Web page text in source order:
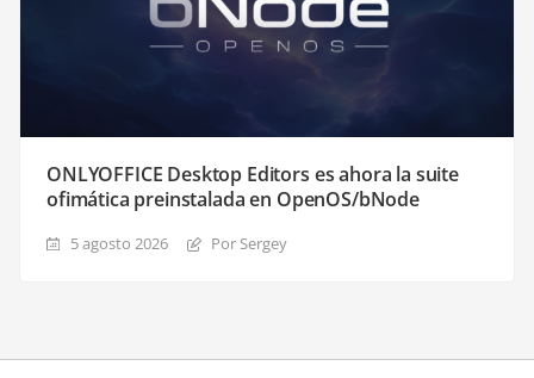
ONLYOFFICE Desktop Editors es ahora la suite
ofimática preinstalada en OpenOS/bNode
5 agosto 2026 Por Sergey